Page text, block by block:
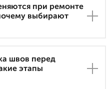
при ремонте
выбирают
швов перед
этапы